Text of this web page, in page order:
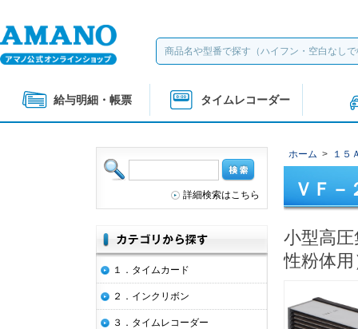
給与明細・帳票 タイムレコーダー
ホーム > １５
ＶＦ
小型高
性粉体用
詳細検索はこちら
１．タイムカード
２．インクリボン
３．タイムレコーダー